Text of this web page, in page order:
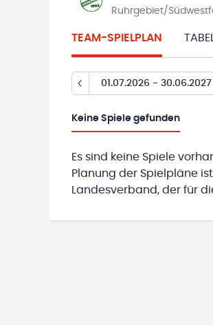
Ruhrgebiet/
TEAM-SPIELPLAN
01.07.2026 - 30.06.2027
Keine Spiele gefunden
Es sind keine Spiele
Planung der Spielpläne
Landesverband, der für